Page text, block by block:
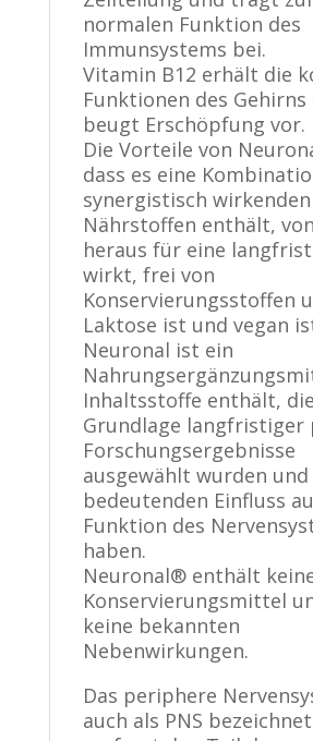
normalen Funktion des
Immunsystems bei.
Vitamin B12 erhält die
Funktionen des Gehirns
beugt Erschöpfung vor.
Die Vorteile von
dass es eine
synergistisch wirkenden
Nährstoffen enthält,
heraus für eine
wirkt, frei von
Konservierungsstoffen
Laktose ist und vegan
Neuronal ist ein
Inhaltsstoffe enthält,
Grundlage langfristiger
Forschungsergebnisse
ausgewählt wurden und
bedeutenden Einfluss
Funktion des
haben.
Neuronal® enthält
Konservierungsmittel
keine bekannten
Nebenwirkungen.
Das periphere
auch als PNS